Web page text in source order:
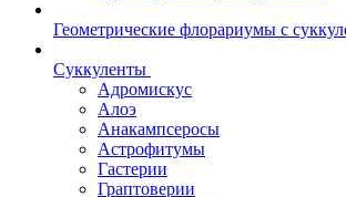
Геометрические флорариумы с
Суккуленты
Адромискус
Алоэ
Анакампсеросы
Астрофитумы
Гастерии
Граптоверии